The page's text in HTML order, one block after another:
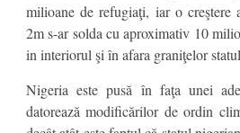
milioane de refugiaţi, iar o creştere
2m s-ar solda cu aproximativ 10
in interiorul şi în afara graniţelor
Nigeria este pusă în faţa unei
datorează modificărilor de ordin